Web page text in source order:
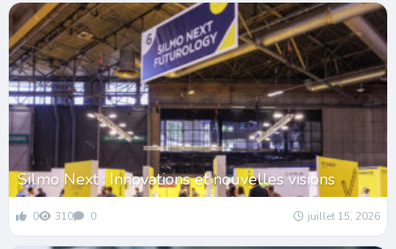
Silmo Next : Innovations et nouvelles visions
0 310 0 juillet 15, 2026